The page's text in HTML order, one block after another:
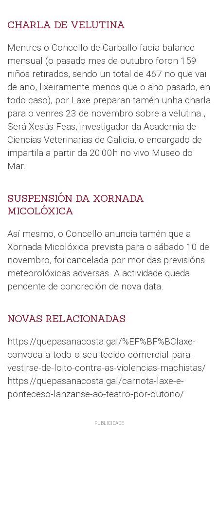
CHARLA DE VELUTINA
Mentres o Concello de Carballo facía balance
mensual (o pasado mes de outubro foron 159
niños retirados, sendo un total de 467 no que vai
de ano, lixeiramente menos que o ano pasado, en
todo caso), por Laxe preparan tamén unha charla
para o venres 23 de novembro sobre a velutina.,
Será Xesús Feas, investigador da Academia de
Ciencias Veterinarias de Galicia, o encargado de
impartila a partir da 20:00h no vivo Museo do
Mar.
SUSPENSIÓN DA XORNADA
MICOLÓXICA
Así mesmo, o Concello anuncia tamén que a
Xornada Micolóxica prevista para o sábado 10 de
novembro, foi cancelada por mor das previsións
meteorolóxicas adversas. A actividade queda
pendente de concreción de nova data.
NOVAS RELACIONADAS
https://quepasanacosta.gal/%EF%BF%BClaxe-
convoca-a-todo-o-seu-tecido-comercial-para-
vestirse-de-loito-contra-as-violencias-machistas/
https://quepasanacosta.gal/carnota-laxe-e-
ponteceso-lanzanse-ao-teatro-por-outono/